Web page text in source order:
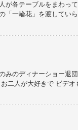
が各テーブルをまわっ
「一輪花」を渡してい
みのディナーショー退
二人が大好きで ビデ